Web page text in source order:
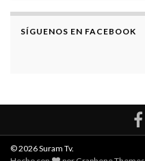
SÍGUENOS EN FACEBOOK
© 2026 Suram Tv.